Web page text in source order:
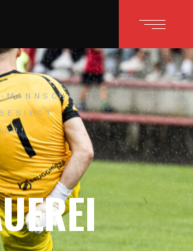
MANNSCHAFT